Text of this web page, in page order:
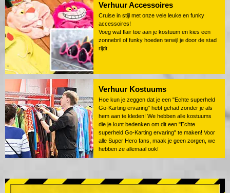
Verhuur Accessoires
Cruise in stijl met onze vele leuke en funky
accessoires!
Voeg wat flair toe aan je kostuum en kies een
zonnebril of funky hoeden terwijl je door de stad
rijdt.
Verhuur Kostuums
Hoe kun je zeggen dat je een "Echte superheld
Go-Karting ervaring" hebt gehad zonder je als
hem aan te kleden! We hebben alle kostuums
die je kunt bedenken om dit een "Echte
superheld Go-Karting ervaring" te maken! Voor
alle Super Hero fans, maak je geen zorgen, we
hebben ze allemaal ook!